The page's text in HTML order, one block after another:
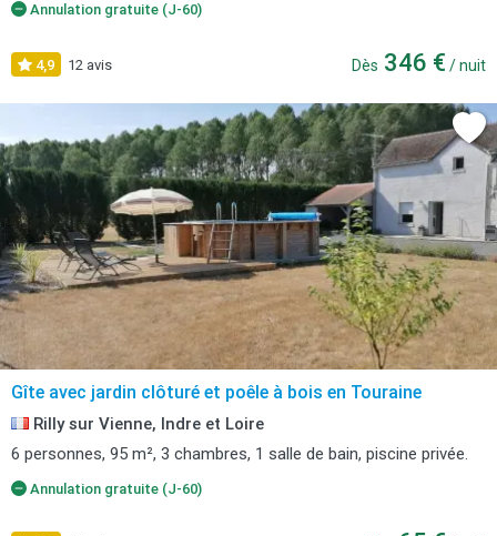
Annulation gratuite (J-60)
4,9 12 avis Dès 346 € / nuit
Gîte avec jardin clôturé et poêle à bois en Touraine
Rilly sur Vienne, Indre et Loire
6 personnes, 95 m², 3 chambres, 1 salle de bain, piscine privée.
Annulation gratuite (J-60)